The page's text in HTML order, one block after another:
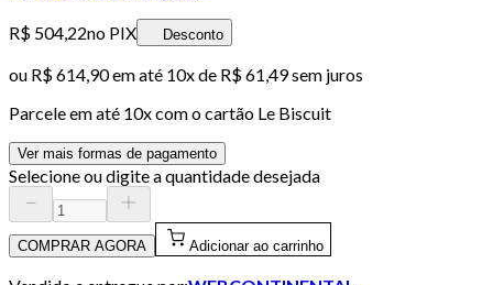
R$ 504,22no PIX Desconto
ou R$ 614,90em até 10x de R$ 61,49 sem juros
Parcele em até 10x com o cartão Le Biscuit
Ver mais formas de pagamento
Selecione ou digite a quantidade desejada
COMPRAR AGORA Adicionar ao carrinho